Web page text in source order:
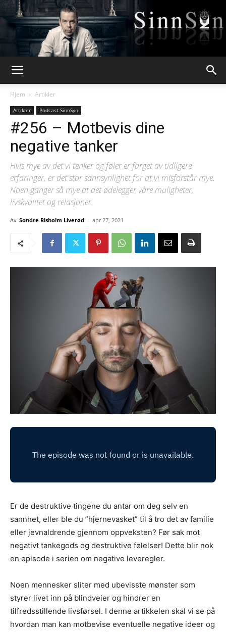
Hjem
Artikler
Artikler Podcast SinnSyn
#256 – Motbevis dine
negative tanker
Hvis mye av det vi tenker og føler er farget av tidligere
erfaringer, er det stor sannsynlighet for at vi misforstår mye.
Noen ganger så mye at det ødelegger våre muligheter,
livskvalitet og relasjoner.
Av Sondre Risholm Liverød - apr 27, 2021
Er de destruktive tingene du antar om deg selv en
sannhet, eller ble du ”hjernevasket” til å tro det av familie
eller jevnaldrende gjennom oppveksten? Før sak mot
negativt tankegods og destruktive følelser! Dette blir nok
en episode i serien om negative leveregler.
Noen mennesker sliter med ubevisste mønster som
styrer livet inn på blindveier og hindrer en
tilfredsstillende livsførsel. I denne artikkelen skal vi se på
hvordan man kan motbevise eventuelle negative ideer og